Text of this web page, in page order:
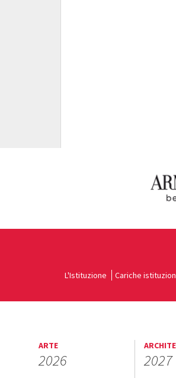
L'Istituzione Cariche
ARTE
2026 2027